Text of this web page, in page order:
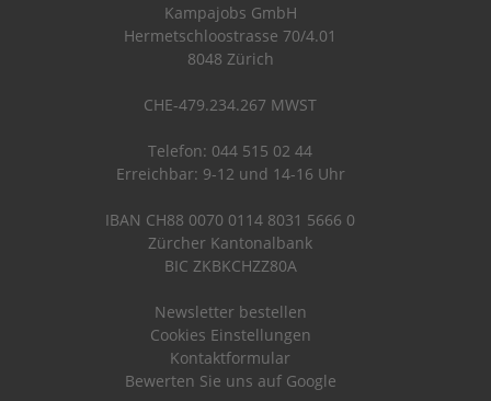
Kampajobs GmbH
Hermetschloostrasse 70/4.01
8048 Zürich
CHE-479.234.267 MWST
Telefon: 044 515 02 44
Erreichbar: 9-12 und 14-16 Uhr
IBAN CH88 0070 0114 8031 5666 0
Zürcher Kantonalbank
BIC ZKBKCHZZ80A
Newsletter bestellen
Cookies Einstellungen
Kontaktformular
Bewerten Sie uns auf Google